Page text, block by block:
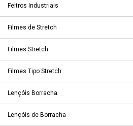
Feltros Industriais
Filmes de Stretch
Filmes Stretch
Filmes Tipo Stretch
Lençóis Borracha
Lençóis de Borracha